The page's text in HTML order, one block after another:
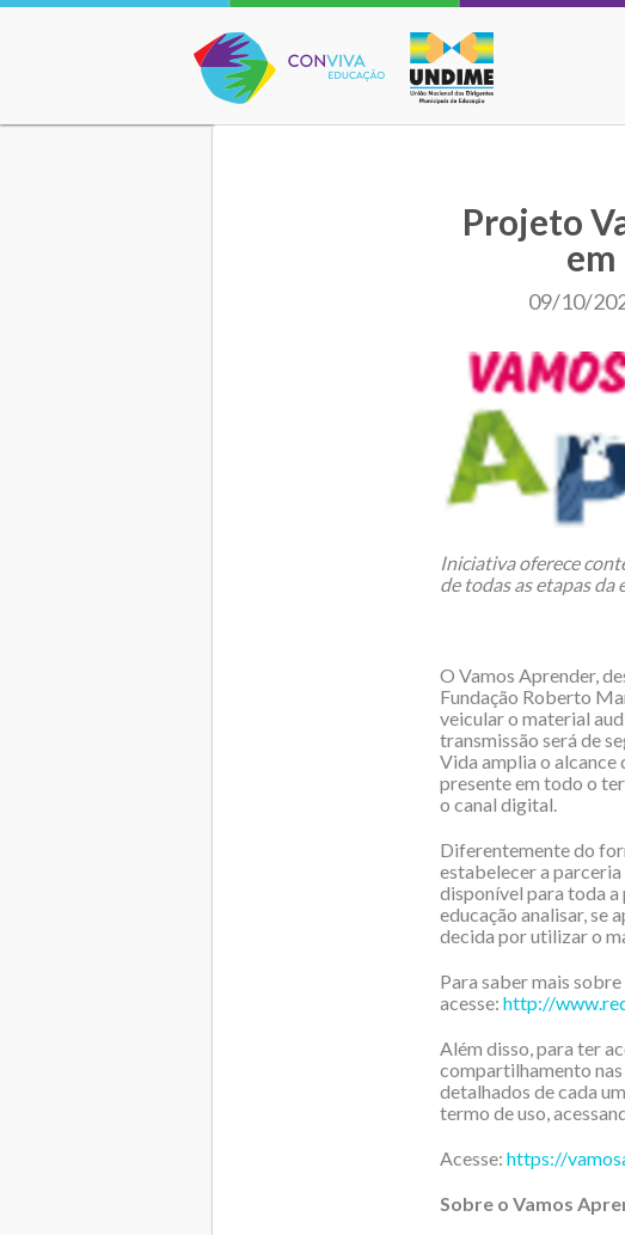
Conviva Educação
Projeto
em
09/10/
Iniciativa oferece
de todas as etapas da
O Vamos Aprender,
Fundação Roberto
veicular o material
transmissão será de
Vida amplia o alcance
presente em todo o
o canal digital.
Diferentemente do
estabelecer a
disponível para toda a
educação analisar, se
decida por utilizar o
Para saber mais
acesse: http://
Além disso, para ter
compartilhamento
detalhados de cada
termo de uso,
Acesse: https://
Sobre o Vamos